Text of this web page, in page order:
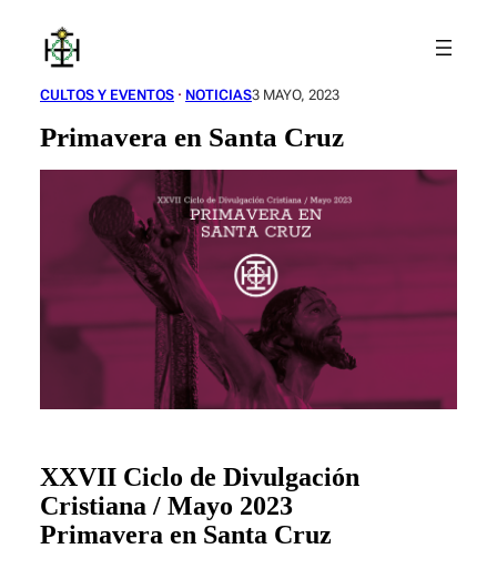
contenido
CULTOS Y EVENTOS · NOTICIAS3 MAYO, 2023
Primavera en Santa Cruz
XXVII Ciclo de Divulgación
Cristiana / Mayo 2023
Primavera en Santa Cruz